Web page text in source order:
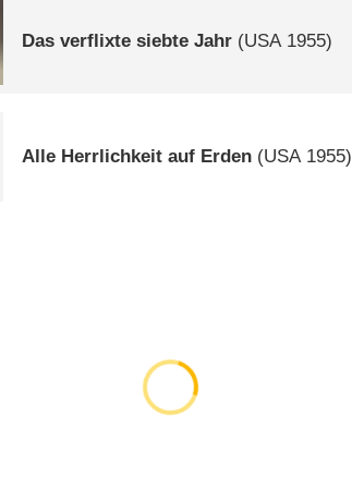
Das verflixte siebte Jahr (USA 1955)
Alle Herrlichkeit auf Erden (USA1955)